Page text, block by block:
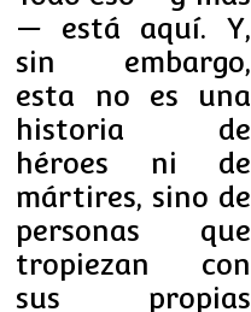
— está aquí. Y,
sin embargo,
esta no es una
historia de
héroes ni de
mártires, sino de
personas que
tropiezan con
sus propias